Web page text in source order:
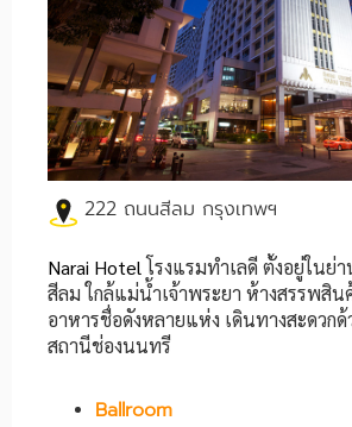
222 ถนนสีลม กรุงเทพฯ
Narai Hotelโรงแรมทำเลดี ตั้งอยู่ในย่
สีลม ใกล้แม่น้ำเจ้าพระยา ห้างสรรพสิน
อาหารชื่อดังหลายแห่ง เดินทางสะดวก
สถานีช่องนนทรี
Ballroom